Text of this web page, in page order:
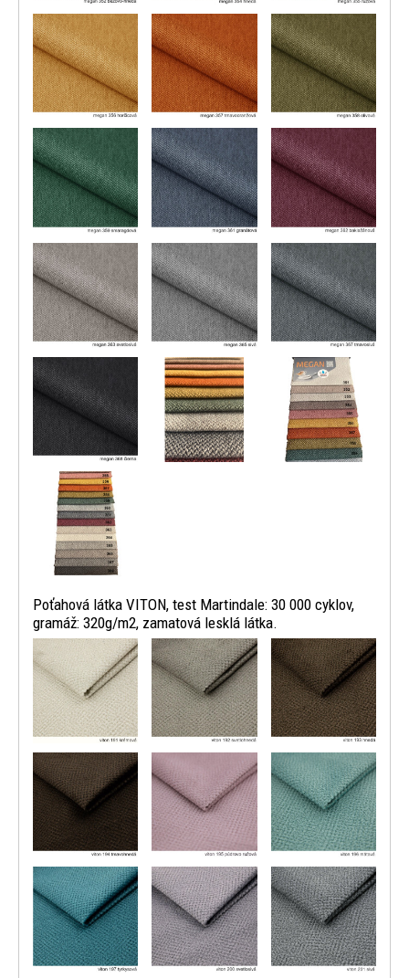
Poťahová látka VITON, test Martindale: 30 000 cyklov,
gramáž: 320g/m2, zamatová lesklá látka.